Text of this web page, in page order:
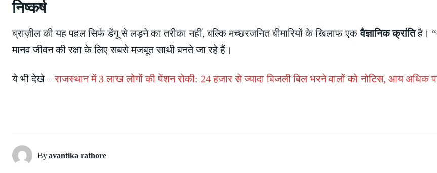
निष्कर्ष
ब्राज़ील की यह पहल सिर्फ डेंगू से लड़ने का तरीका नहीं, बल्कि मच्छरजनित बीमारियों के खिलाफ एकवैज्ञानिक क्रांतिहै। “
मानव जीवन की रक्षा के लिए सबसे मजबूत साथी बनते जा रहे हैं।
ये भी देखे –राजस्थान में 3 लाख लोगों की पेंशन रोकी: 24 हजार से ज्यादा बिजली बिल भरने वालों को नोटिस, आय अधिक
Byavantika rathore